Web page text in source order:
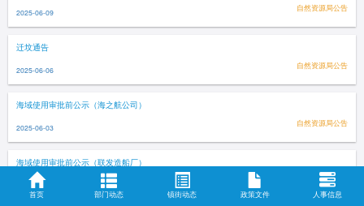
2025-06-09 自然资源局公告
迁坟通告
2025-06-06 自然资源局公告
海域使用审批前公示（海之航公司）
2025-06-03 自然资源局公告
海域使用审批前公示（联发造船厂）
2025-06-03
自然资源局公告
首页
部门动态 镇街动态 政策文件 人事信息